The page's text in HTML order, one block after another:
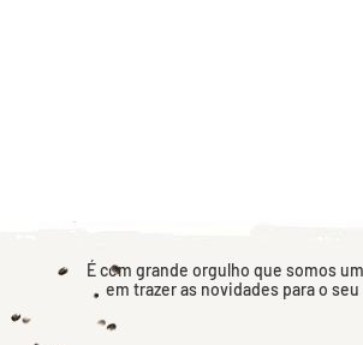
É com grande orgulho que somos
em trazer as novidades para o